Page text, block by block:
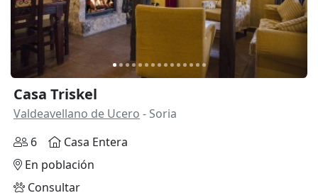
Casa Triskel
Valdeavellano de Ucero - Soria
6
Casa Entera
En población
Consultar